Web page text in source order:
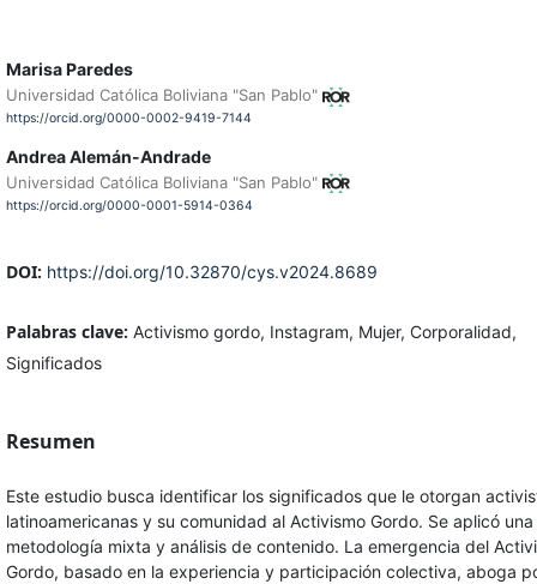
Marisa Paredes
Universidad Católica Boliviana "San Pablo"
https://orcid.org/0000-0002-9419-7144
Andrea Alemán-Andrade
Universidad Católica Boliviana "San Pablo"
https://orcid.org/0000-0001-5914-0364
DOI: https://doi.org/10.32870/cys.v2024.8689
Palabras clave: Activismo gordo, Instagram, Mujer, Corporalidad,
Significados
Resumen
Este estudio busca identificar los significados que le otorgan
latinoamericanas y su comunidad al Activismo Gordo. Se aplicó una
metodología mixta y análisis de contenido. La emergencia del
Gordo, basado en la experiencia y participación colectiva, aboga